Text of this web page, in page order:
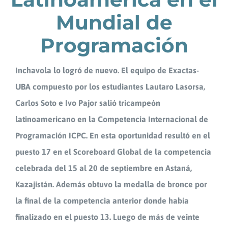
Mundial de
Programación
Inchavola lo logró de nuevo. El equipo de Exactas-
UBA compuesto por los estudiantes Lautaro Lasorsa,
Carlos Soto e Ivo Pajor salió tricampeón
latinoamericano en la Competencia Internacional de
Programación ICPC. En esta oportunidad resultó en el
puesto 17 en el Scoreboard Global de la competencia
celebrada del 15 al 20 de septiembre en Astaná,
Kazajistán. Además obtuvo la medalla de bronce por
la final de la competencia anterior donde había
finalizado en el puesto 13. Luego de más de veinte